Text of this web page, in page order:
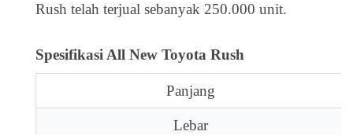
Rush telah terjual sebanyak 250.000 unit.
Spesifikasi All New Toyota Rush
Panjang
Lebar